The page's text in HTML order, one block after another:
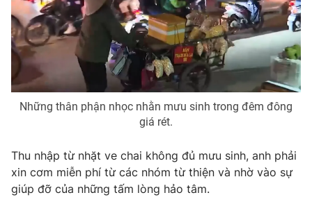
Thị trường
Tư vấn
Lịch phát sóng
Chuyên mục khác
Emagazine Podcast
Infographic
Video Shorts video
Những thân phận nhọc nhằn mưu sinh trong đêm đông
giá rét.
Thu nhập từ nhặt ve chai không đủ mưu sinh, anh phải
xin cơm miễn phí từ các nhóm từ thiện và nhờ vào sự
giúp đỡ của những tấm lòng hảo tâm.